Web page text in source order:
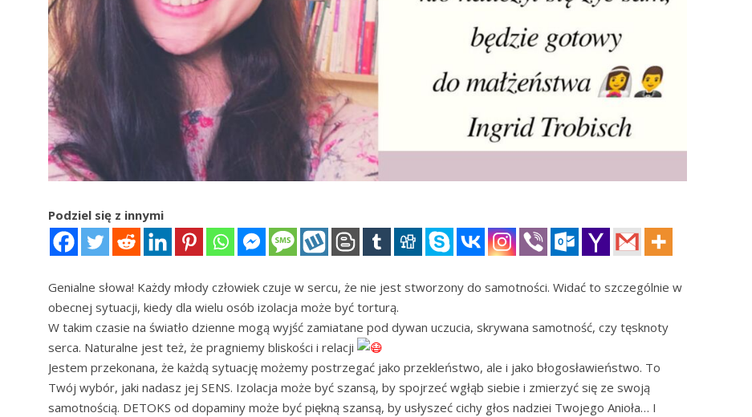
Podziel się z innymi
Genialne słowa! Każdy młody człowiek czuje w sercu, że nie jest stworzony do samotności. Widać to szczególnie w
obecnej sytuacji, kiedy dla wielu osób izolacja może być torturą.
W takim czasie na światło dzienne mogą wyjść zamiatane pod dywan uczucia, skrywana samotność, czy tęsknoty
serca. Naturalne jest też, że pragniemy bliskości i relacji
Jestem przekonana, że każdą sytuację możemy postrzegać jako przekleństwo, ale i jako błogosławieństwo. To
Twój wybór, jaki nadasz jej SENS. Izolacja może być szansą, by spojrzeć wgłąb siebie i zmierzyć się ze swoją
samotnością. DETOKS od dopaminy może być piękną szansą, by usłyszeć cichy głos nadziei Twojego Anioła… I